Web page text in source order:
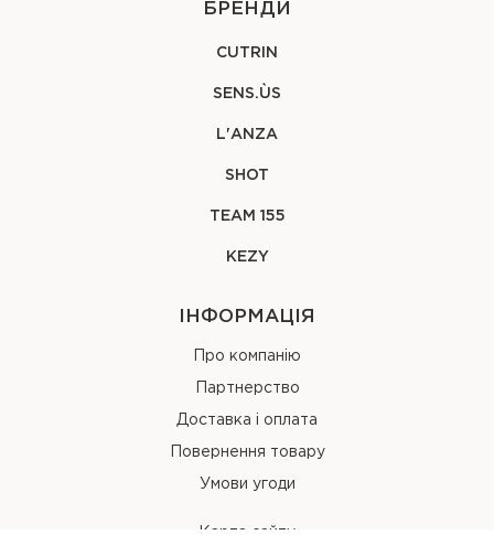
БРЕНДИ
CUTRIN
SENS.ÙS
L'ANZA
SHOT
TEAM 155
KEZY
ІНФОРМАЦІЯ
Про компанію
Партнерство
Доставка і оплата
Повернення товару
Умови угоди